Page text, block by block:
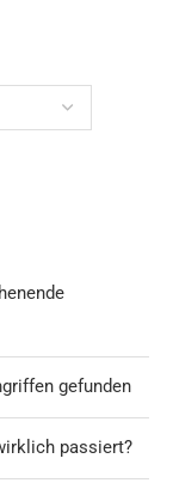
gefunden
passiert?